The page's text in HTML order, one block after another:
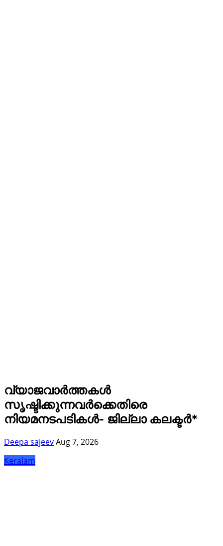
വ്യാജവാർത്തകൾ
സൃഷ്ടിക്കുന്നവർക്കെതിരെ
നിയമനടപടികൾ- ജില്ലാ കലക്ടർ*
Deepa sajeevAug 7, 2026
Keralam